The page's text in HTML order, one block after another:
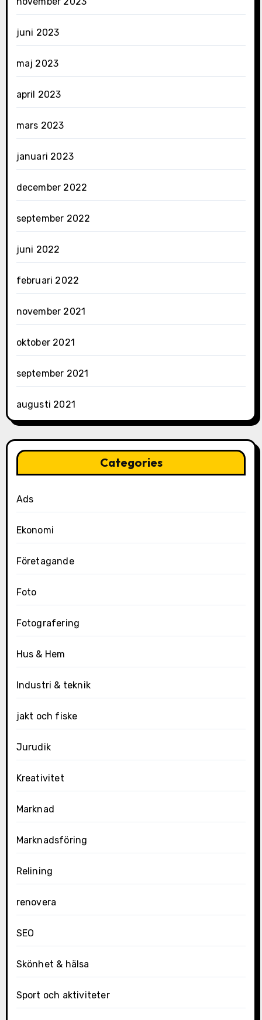
juni 2023
maj 2023
april 2023
mars 2023
januari 2023
december 2022
september 2022
juni 2022
februari 2022
november 2021
oktober 2021
september 2021
augusti 2021
Categories
Ads
Ekonomi
Företagande
Foto
Fotografering
Hus & Hem
Industri & teknik
jakt och fiske
Jurudik
Kreativitet
Marknad
Marknadsföring
Relining
renovera
SEO
Skönhet & hälsa
Sport och aktiviteter